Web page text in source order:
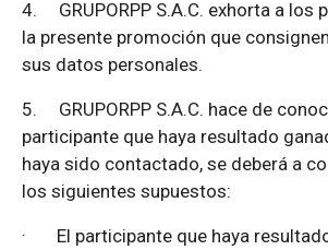
4. GRUPORPP S.A.C. exhorta a los
la presente promoción que
sus datos personales.
5. GRUPORPP S.A.C. hace de
participante que haya resultado
haya sido contactado, se deberá a
los siguientes supuestos:
· El participante que haya